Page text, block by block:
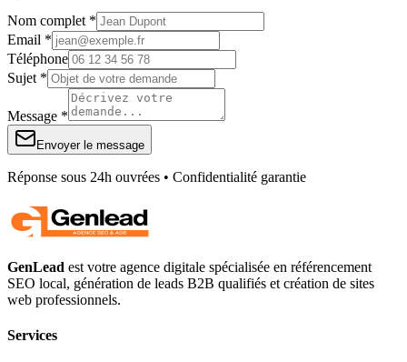
Nom complet *
Email *
Téléphone
Sujet *
Message *
Envoyer le message
Réponse sous 24h ouvrées • Confidentialité garantie
GenLead est votre agence digitale spécialisée en référencement
SEO local, génération de leads B2B qualifiés et création de sites
web professionnels.
Services